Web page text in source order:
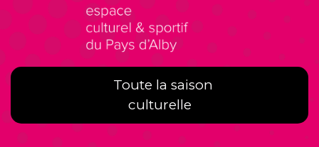
Toute la saison
culturelle